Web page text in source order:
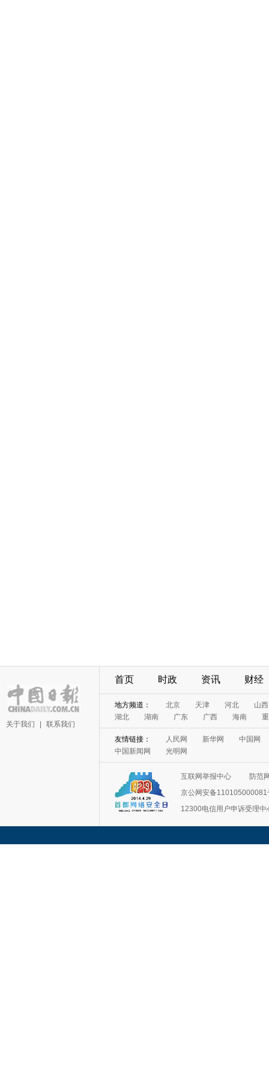
关于我们 联系我们
首页 时政 资讯 财经
地方频道： 北京 天津 河北
山西
湖北
湖南 广东 广西 海南
友情链接： 人民网 新华网
中国网
中国新闻网
光明网
互联网举报中心
防范
京公网安备110105000081
12300电信用户申诉受理中